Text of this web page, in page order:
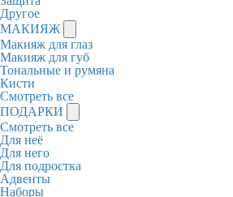
Другое
МАКИЯЖ
Макияж для глаз
Макияж для губ
Тональные и румяна
Кисти
Смотреть все
ПОДАРКИ
Смотреть все
Для неё
Для него
Для подростка
Адвенты
Наборы